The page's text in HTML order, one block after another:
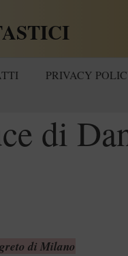
PRIVACY
di
di Milano